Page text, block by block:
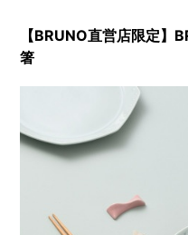
【BRUNO直営店限定】
箸